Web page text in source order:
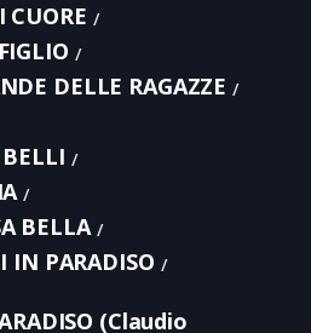
CUORE
DELLE RAGAZZE
BELLA
IN PARADISO
(Claudio